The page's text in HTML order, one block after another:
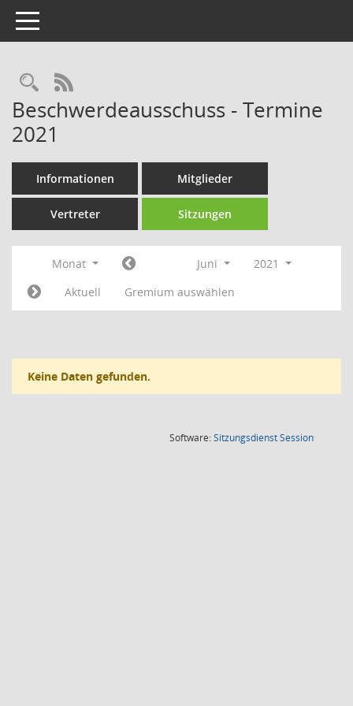
Toggle navigation
Rechercheauswahl
RSS-Feed
Beschwerdeausschuss - Termine
2021
Informationen Mitglieder
Vertreter Sitzungen
Monat Juni
2021
Aktuell
Gremium auswählen
Keine Daten gefunden.
Software:SitzungsdienstSession(Wird in